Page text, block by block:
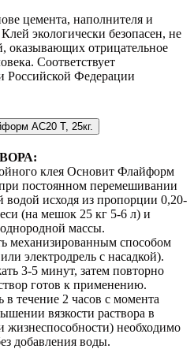
цемента, наполнителя и
экологически безопасен, не
оказывающих отрицательное
Соответствует
Российской Федерации
AC20 T, 25кг.
клея Основит Флайформ
постоянном перемешивании
водой исходя из пропорции 0,20-
(на мешок 25 кг 5-6 л) и
массы.
механизированным способом
электродрель с насадкой).
3-5 минут, затем повторно
готов к применению.
в течение 2 часов с момента
вязкости раствора в
жизнеспособности) необходимо
добавления воды.